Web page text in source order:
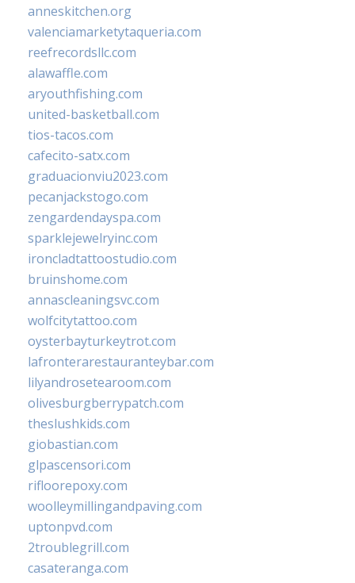
anneskitchen.org
valenciamarketytaqueria.com
reefrecordsllc.com
alawaffle.com
aryouthfishing.com
united-basketball.com
tios-tacos.com
cafecito-satx.com
graduacionviu2023.com
pecanjackstogo.com
zengardendayspa.com
sparklejewelryinc.com
ironcladtattoostudio.com
bruinshome.com
annascleaningsvc.com
wolfcitytattoo.com
oysterbayturkeytrot.com
lafronterarestauranteybar.com
lilyandrosetearoom.com
olivesburgberrypatch.com
theslushkids.com
giobastian.com
glpascensori.com
rifloorepoxy.com
woolleymillingandpaving.com
uptonpvd.com
2troublegrill.com
casateranga.com